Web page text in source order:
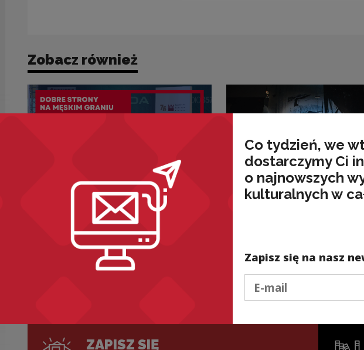
Zobacz również
Dobre Strony na Męskim
Graniu w Krakowie.
Przed nami
przedostatni
przystanek trasy!
Aktualności
pamiętać o
Warszawskim
ZAPISZ SIĘ
Co tydzień, we
dostarczymy Ci
o najnowszych
kulturalnych w
Zapisz się na nasz